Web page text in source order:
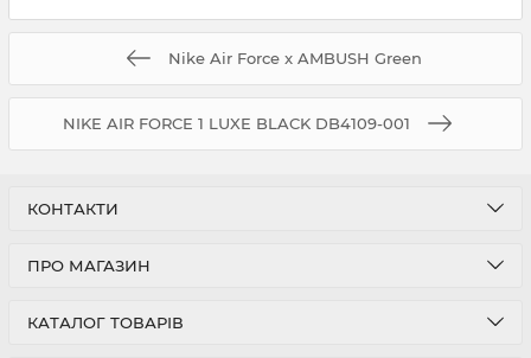
Nike Air Force x AMBUSH Green
NIKE AIR FORCE 1 LUXE BLACK DB4109-001
КОНТАКТИ
ПРО МАГАЗИН
КАТАЛОГ ТОВАРІВ